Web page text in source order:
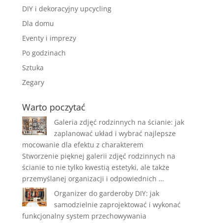
DIY i dekoracyjny upcycling
Dla domu
Eventy i imprezy
Po godzinach
Sztuka
Zegary
Warto poczytać
Galeria zdjęć rodzinnych na ścianie: jak
zaplanować układ i wybrać najlepsze
mocowanie dla efektu z charakterem
Stworzenie pięknej galerii zdjęć rodzinnych na
ścianie to nie tylko kwestią estetyki, ale także
przemyślanej organizacji i odpowiednich …
Organizer do garderoby DIY: jak
samodzielnie zaprojektować i wykonać
funkcjonalny system przechowywania